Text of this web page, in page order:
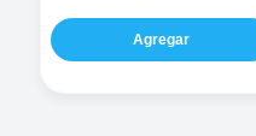
Agregar